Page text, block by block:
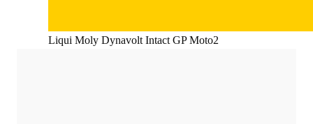
Liqui Moly Dynavolt Intact GP Moto2